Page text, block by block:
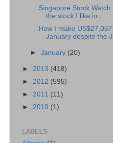
Singapore Stock
the stock I like in...
How I make
January despite the
►January (20)
► 2013 (418)
► 2012 (595)
► 2011 (11)
► 2010 (1)
LABELS